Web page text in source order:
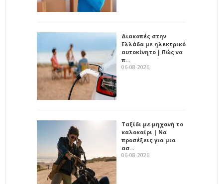
Διακοπές στην
Ελλάδα με ηλεκτρικό
αυτοκίνητο | Πώς να
π…
06-08-2026
Ταξίδι με μηχανή το
καλοκαίρι | Να
προσέξεις για μια
ασ…
06-08-2026